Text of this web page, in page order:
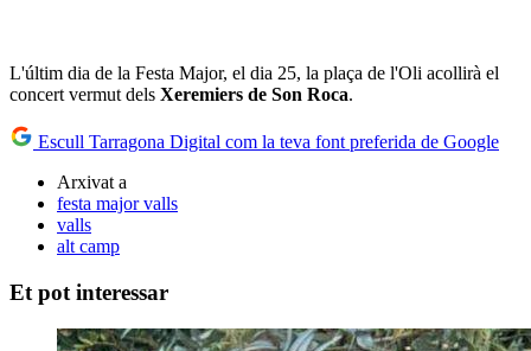
L'últim dia de la Festa Major, el dia 25, la plaça de l'Oli acollirà el
concert vermut dels Xeremiers de Son Roca.
Escull Tarragona Digital com la teva font preferida de Google
Arxivat a
festa major valls
valls
alt camp
Et pot interessar